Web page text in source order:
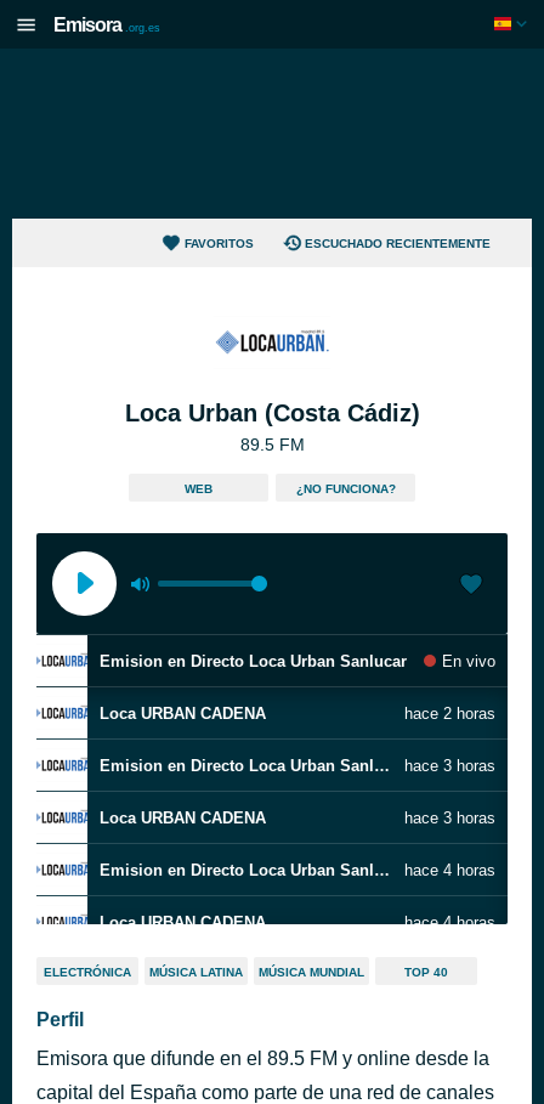
Emisora .org.es
FAVORITOS ESCUCHADO RECIENTEMENTE
Loca Urban (Costa Cádiz)
89.5 FM
WEB ¿NO FUNCIONA?
Emision en Directo Loca Urban Sanlucar En vivo
Loca URBAN CADENA hace 2 horas
Emision en Directo Loca Urban Sanlucar hace 3 horas
Loca URBAN CADENA hace 3 horas
Emision en Directo Loca Urban Sanlucar hace 4 horas
Loca URBAN CADENA hace 4 horas
hace 5 horas
ELECTRÓNICA MÚSICA LATINA MÚSICA MUNDIAL TOP 40
Perfil
Emisora que difunde en el 89.5 FM y online desde la
capital del España como parte de una red de canales